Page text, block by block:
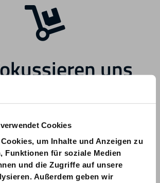
Cookies
um Inhalte und Anzeigen zu
Funktionen für soziale Medien
und die Zugriffe auf unsere
Außerdem geben wir
uns
auf andere
Bereiche.